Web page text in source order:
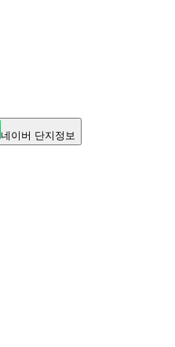
네이버 단지정보